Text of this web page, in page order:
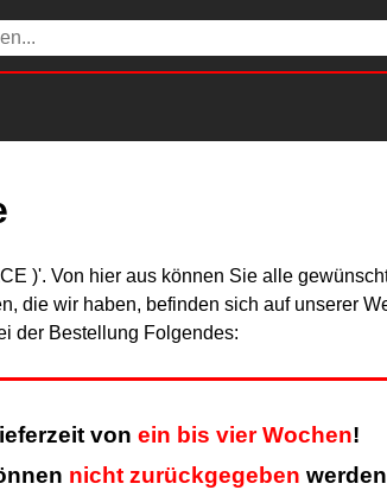
)'. Von hier aus können Sie alle
die wir haben, befinden sich auf unserer
der Bestellung Folgendes:
von ein bis vier Wochen!
nicht zurückgegeben